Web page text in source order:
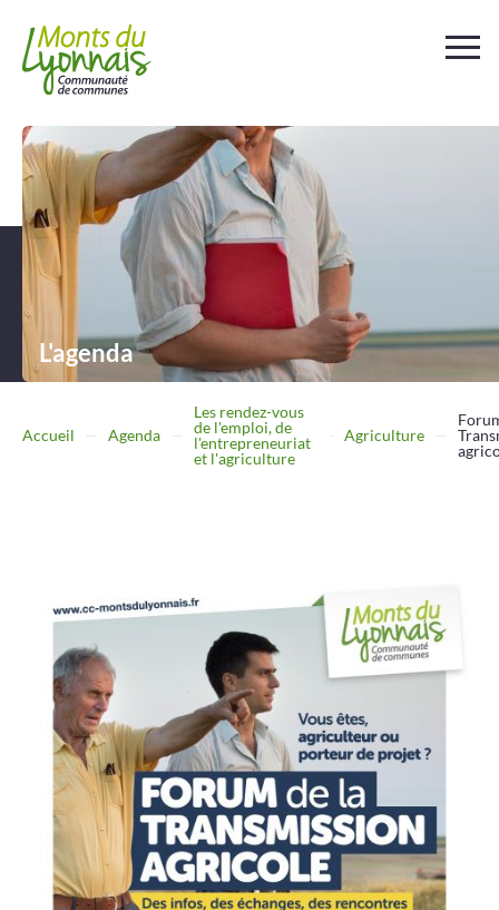
L'agenda
Accueil Agenda
Les rendez-vous
de l'emploi, de
l'entrepreneuriat
et l'agriculture
Agriculture
Votrecollectivité
Auquotidien
Déchets et assainissement
TravaillerEntreprendre
Agenda
Actualités